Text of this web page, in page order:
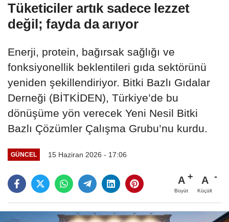
Tüketiciler artık sadece lezzet
değil; fayda da arıyor
Enerji, protein, bağırsak sağlığı ve
fonksiyonellik beklentileri gıda sektörünü
yeniden şekillendiriyor. Bitki Bazlı Gıdalar
Derneği (BİTKİDEN), Türkiye’de bu
dönüşüme yön verecek Yeni Nesil Bitki
Bazlı Çözümler Çalışma Grubu’nu kurdu.
GÜNCEL 15 Haziran 2026 - 17:06
A
Büyüt
A
Küçült